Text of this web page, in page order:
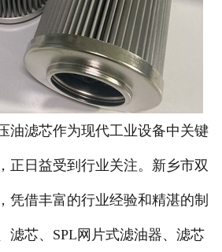
油滤芯作为现代工业设备中关键
正日益受到行业关注。新乡市双
凭借丰富的行业经验和精湛的制
滤芯、SPL网片式滤油器、滤芯